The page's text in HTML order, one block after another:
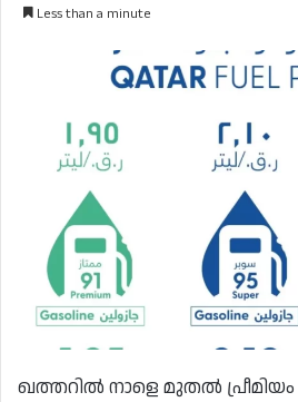
Less than a minute
ഖത്തറില്‍ നാളെ മുതല്‍ പ്രീമിയം